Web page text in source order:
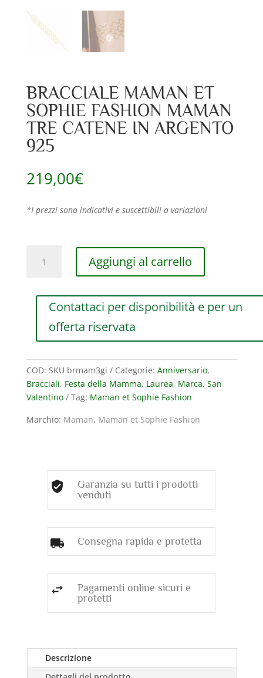
BRACCIALE MAMAN ET
SOPHIE FASHION MAMAN
TRE CATENE IN ARGENTO
925
219,00€
*I prezzi sono indicativi e suscettibili a variazioni
MAMAN
FASHION
IN
ARGENTO
925
quantità
Aggiungi al carrello
Contattaci per disponibilità e per un
offerta riservata
COD: SKU brmam3gi Categorie: Anniversario,
Bracciali, Festa della Mamma, Laurea, Marca, San
Valentino
Tag: Maman et Sophie Fashion
Marchio: Maman, Maman et Sophie Fashion
Garanzia su tutti i prodotti
venduti
Consegna rapida e protetta
Pagamenti online sicuri e
protetti
Descrizione